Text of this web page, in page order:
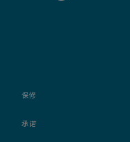
保修
承诺